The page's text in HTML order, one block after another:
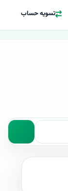
تسویه حساب